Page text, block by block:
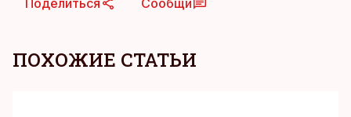
Поделиться Сообщи
ПОХОЖИЕ СТАТЬИ